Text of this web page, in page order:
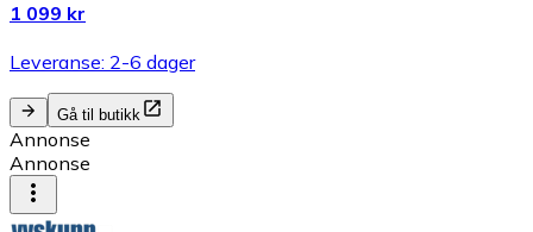
1 099 kr
Leveranse: 2-6 dager
Gå til butikk
Annonse
Annonse